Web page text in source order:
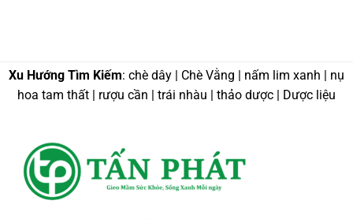
Xu Hướng Tìm Kiếm: chè dây | Chè Vằng | nấm lim xanh | nụ
hoa tam thất | rượu cần | trái nhàu | thảo dược | Dược liệu